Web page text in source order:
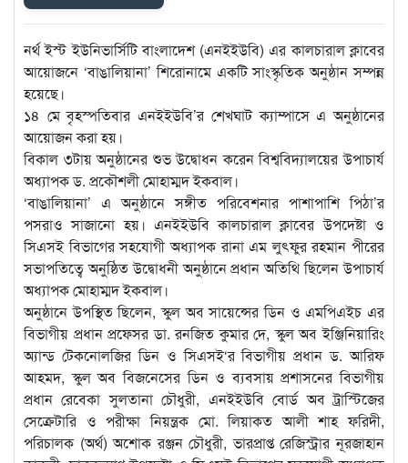
নর্থ ইস্ট ইউনিভার্সিটি বাংলাদেশ (এনইইউবি) এর কালচারাল ক্লাবের
আয়োজনে ‘বাঙালিয়ানা’ শিরোনামে একটি সাংস্কৃতিক অনুষ্ঠান সম্পন্ন
হয়েছে।
১৪ মে বৃহস্পতিবার এনইইউবি’র শেখঘাট ক্যাম্পাসে এ অনুষ্ঠানের
আয়োজন করা হয়।
বিকাল ৩টায় অনুষ্ঠানের শুভ উদ্বোধন করেন বিশ্ববিদ্যালয়ের উপাচার্য
অধ্যাপক ড. প্রকৌশলী মোহাম্মদ ইকবাল।
‘বাঙালিয়ানা’ এ অনুষ্ঠানে সঙ্গীত পরিবেশনার পাশাপাশি পিঠা’র
পসরাও সাজানো হয়। এনইইউবি কালচারাল ক্লাবের উপদেষ্টা ও
সিএসই বিভাগের সহযোগী অধ্যাপক রানা এম লুৎফুর রহমান পীরের
সভাপতিত্বে অনুষ্ঠিত উদ্বোধনী অনুষ্ঠানে প্রধান অতিথি ছিলেন উপাচার্য
অধ্যাপক মোহাম্মদ ইকবাল।
অনুষ্ঠানে উপস্থিত ছিলেন, স্কুল অব সায়েন্সের ডিন ও এমপিএইচ এর
বিভাগীয় প্রধান প্রফেসর ডা. রনজিত কুমার দে, স্কুল অব ইঞ্জিনিয়ারিং
অ্যান্ড টেকনোলজির ডিন ও সিএসই‘র বিভাগীয় প্রধান ড. আরিফ
আহমদ, স্কুল অব বিজনেসের ডিন ও ব্যবসায় প্রশাসনের বিভাগীয়
প্রধান রেবেকা সুলতানা চৌধুরী, এনইইউবি বোর্ড অব ট্রাস্টিজের
সেক্রেটারি ও পরীক্ষা নিয়ন্ত্রক মো. লিয়াকত আলী শাহ ফরিদী,
পরিচালক (অর্থ) অশোক রঞ্জন চৌধুরী, ভারপ্রাপ্ত রেজিস্ট্রার নূরজাহান